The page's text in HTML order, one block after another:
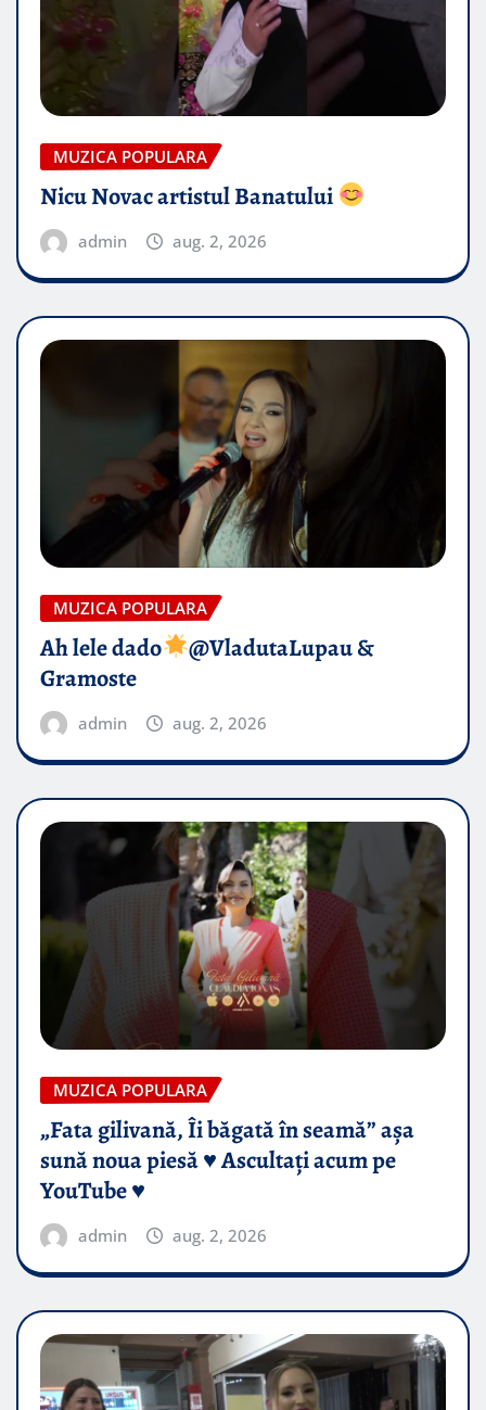
MUZICA POPULARA
Nicu Novac artistul Banatului
admin aug. 2, 2026
MUZICA POPULARA
Ah lele dado​
@VladutaLupau &
Gramoste
admin aug. 2, 2026
MUZICA POPULARA
„Fata gilivană, Îi băgată în seamă” așa
sună noua piesă ♥️ Ascultați acum pe
YouTube ♥️
admin aug. 2, 2026